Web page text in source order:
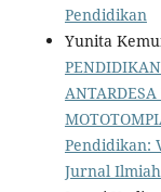
Pendidikan
Yunita
Pendidikan:
Jurnal